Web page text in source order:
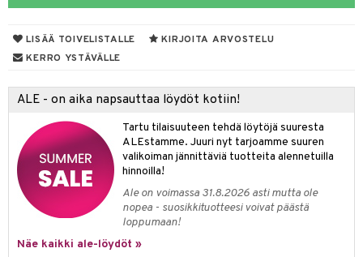
LISÄÄ TOIVELISTALLE
KIRJOITA ARVOSTELU
KERRO YSTÄVÄLLE
ALE - on aika napsauttaa löydöt kotiin!
Tartu tilaisuuteen tehdä löytöjä suuresta
ALEstamme. Juuri nyt tarjoamme suuren
valikoiman jännittäviä tuotteita alennetuilla
hinnoilla!
Ale on voimassa 31.8.2026 asti mutta ole
nopea - suosikkituotteesi voivat päästä
loppumaan!
Näe kaikki ale-löydöt »
kuorinta
alentavat
rasvahapot
vahvistavat